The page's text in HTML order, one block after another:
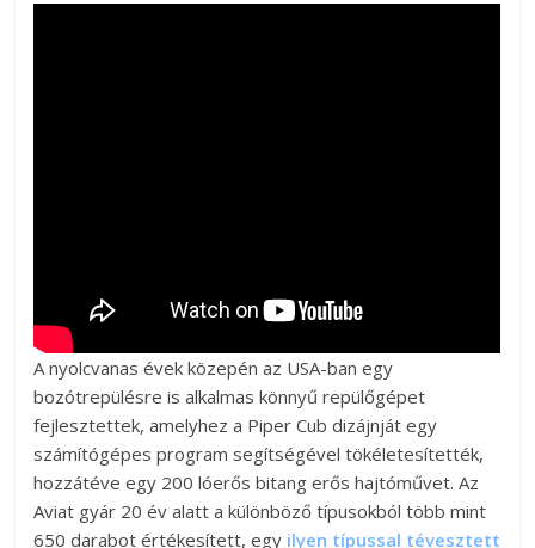
A nyolcvanas évek közepén az USA-ban egy
bozótrepülésre is alkalmas könnyű repülőgépet
fejlesztettek, amelyhez a Piper Cub dizájnját egy
számítógépes program segítségével tökéletesítették,
hozzátéve egy 200 lóerős bitang erős hajtóművet. Az
Aviat gyár 20 év alatt a különböző típusokból több mint
650 darabot értékesített, egy ilyen típussal tévesztett